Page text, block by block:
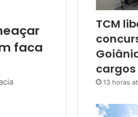
faca
TCM
13 horas